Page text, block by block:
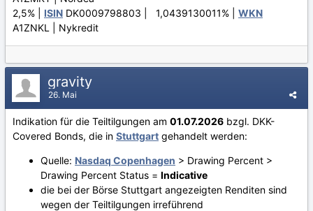
2,5% | ISIN DK0009798803 | 1,0439130011% | WKN
A1ZNKL | Nykredit
gravity
26. Mai
Indikation für die Teiltilgungen am 01.07.2026 bzgl. DKK-
Covered Bonds, die in Stuttgart gehandelt werden:
Quelle: Nasdaq Copenhagen > Drawing Percent >
Drawing Percent Status = Indicative
die bei der Börse Stuttgart angezeigten Renditen sind
wegen der Teiltilgungen irreführend